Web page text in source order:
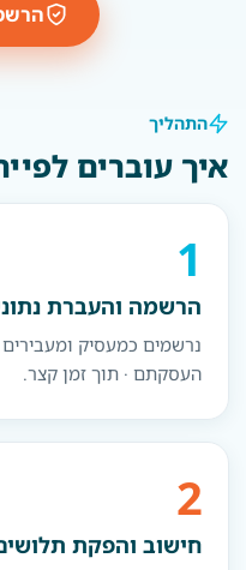
התהליך
איך עוברים
1
הרשמה והעברת
נרשמים כמעסיק
העסקתם · תוך זמן קצר.
2
חישוב והפקת